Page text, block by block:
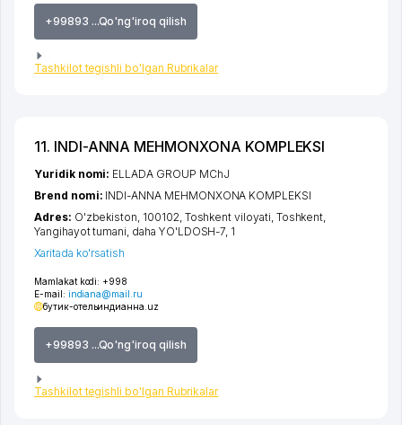
+99893 ...Qo'ng'iroq qilish
Tashkilot tegishli bo'lgan Rubrikalar
11. INDI-ANNA MEHMONXONA KOMPLEKSI
Mamlakat kodi: +998
E-mail: indiana@mail.ru
бутик-отельиндианна.uz
+99893 ...Qo'ng'iroq qilish
Tashkilot tegishli bo'lgan Rubrikalar
Yuridik nomi: ELLADA GROUP MChJ
Brend nomi: INDI-ANNA MEHMONXONA KOMPLEKSI
Adres: O'zbekiston, 100102, Toshkent viloyati, Toshkent,
Yangihayot tumani, daha YO'LDOSH-7, 1
Xaritada ko'rsatish